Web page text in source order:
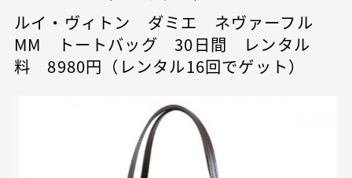
ルイ・ヴィトン ダミエ ネヴァーフル
MM トートバッグ 30日間 レンタル
料 8980円（レンタル16回でゲット）